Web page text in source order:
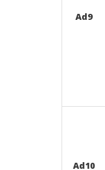
Ad9
Ad10